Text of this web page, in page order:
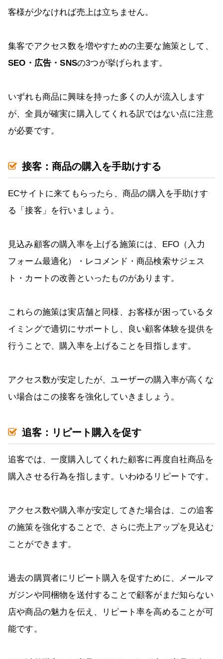
客様が少なければ売上は立ちません。
集客でアクセス数を増やすための主要な施策として、
SEO・広告・SNSの3つが挙げられます。
いずれも商品に興味を持った多くの人が流入します
が、全員が確実に購入してくれる訳ではない点に注意
が必要です。
接客：商品の購入を手助けする
ECサイトに来てもらったら、商品の購入を手助けす
る「接客」を行いましょう。
見込み顧客の購入率を上げる施策には、EFO（入力
フォーム最適化）・レコメンド・商品検索サジェス
ト・カートの改善といったものがあります。
これらの施策は実店舗と同様、お客様が困っているタ
イミングで適切にサポートし、良い顧客体験を提供を
行うことで、購入率を上げることを目指します。
アクセス数が安定したが、ユーザーの購入率が高くな
い場合はこの接客を強化していきましょう。
追客：リピート購入を促す
追客では、一度購入してくれた顧客に再度自社商品を
購入させる行為を指します。いわゆるリピートです。
アクセス数や購入率が安定してきた場合は、この追客
の施策を強化することで、さらに売上アップを見込む
ことができます。
過去の購買者にリピート購入を促すために、メールマ
ガジンや同梱物を送付することで顧客がまだ知らない
店や商品の魅力を伝え、リピート率を高めることが可
能です。